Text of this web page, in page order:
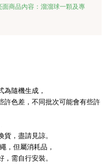
商品內容：溜溜球一顆及專
為隨機生成，
許色差，不同批次可能會有些許
，盡請見諒。
，但屬消耗品，
需自行安裝。